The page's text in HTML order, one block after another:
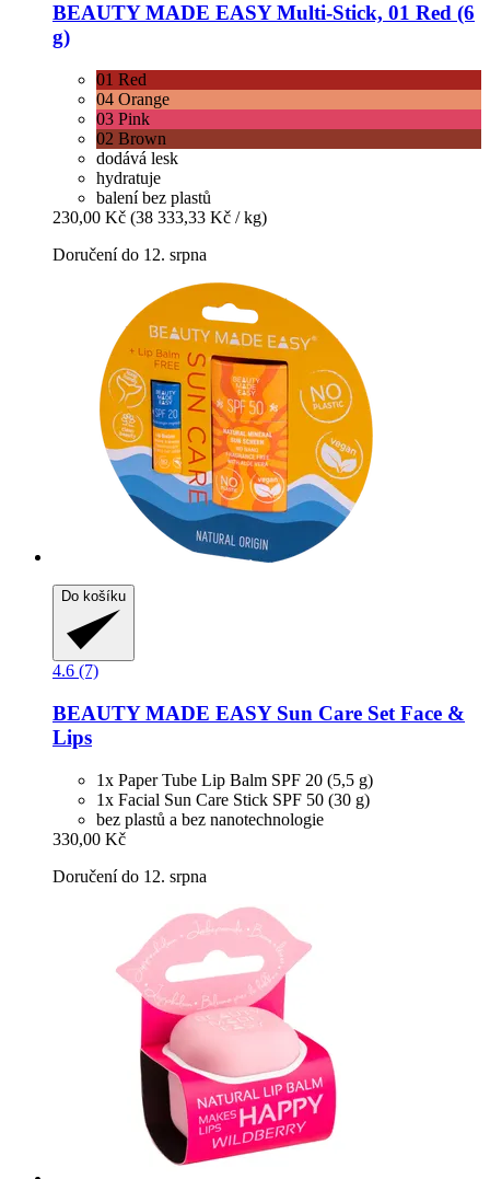
BEAUTY MADE EASYMulti-​Stick, 01 Red (6
g)
01 Red
04 Orange
03 Pink
02 Brown
dodává lesk
hydratuje
balení bez plastů
230,00 Kč (38 333,33 Kč / kg)
Doručení do 12. srpna
Do košíku
4.6 (7)
BEAUTY MADE EASYSun Care Set Face &
Lips
1x Paper Tube Lip Balm SPF 20 (5,5 g)
1x Facial Sun Care Stick SPF 50 (30 g)
bez plastů a bez nanotechnologie
330,00 Kč
Doručení do 12. srpna